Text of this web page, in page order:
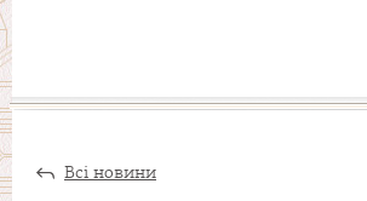
Всі новини